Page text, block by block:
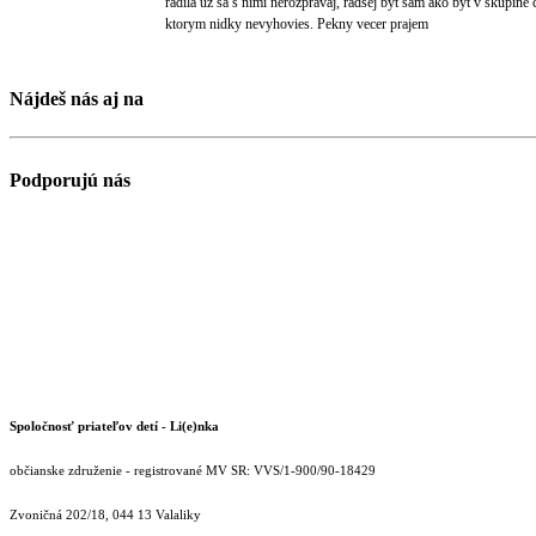
ktorym nidky nevyhovies. Pekny vecer prajem
Nájdeš nás aj na
Podporujú nás
Spoločnosť priateľov detí - Li(e)nka
občianske združenie - registrované MV SR: VVS/1-900/90-18429
Zvoničná 202/18, 044 13 Valaliky